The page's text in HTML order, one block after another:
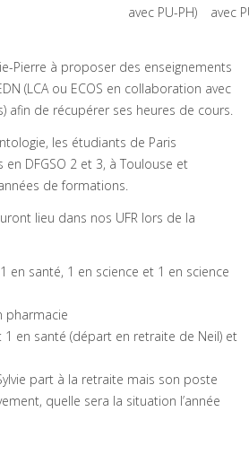
avec PU-PH)
avec
Pierre à proposer des enseignements
(LCA ou ECOS en collaboration avec
afin de récupérer ses heures de cours.
les étudiants de Paris
DFGSO 2 et 3, à Toulouse et
de formations.
lieu dans nos UFR lors de la
en santé, 1 en science et 1 en science
pharmacie
1 en santé (départ en retraite de Neil) et
part à la retraite mais son poste
quelle sera la situation l’année